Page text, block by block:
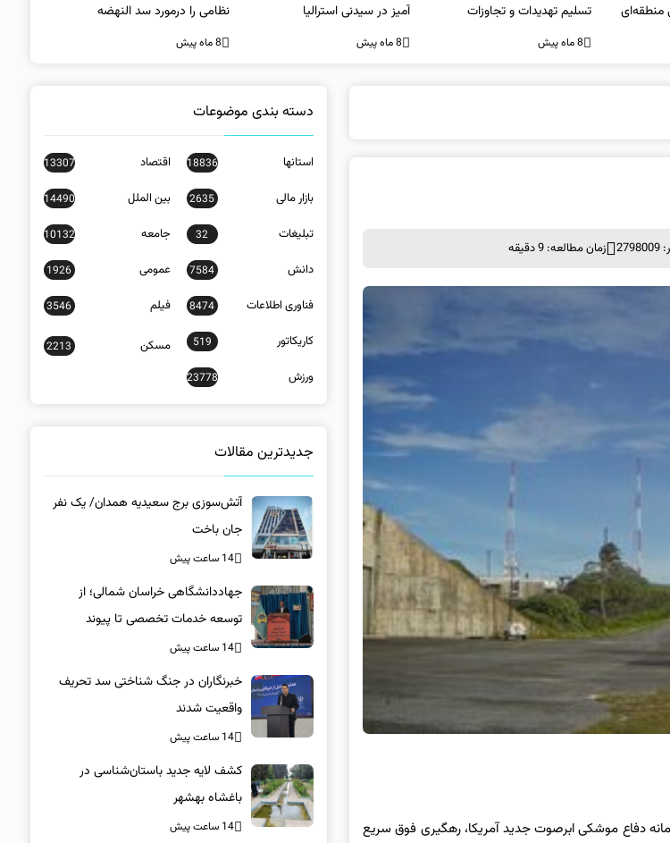
منطقه‌ای
تسلیم تهدیدات و تجاوزات
نخواهند شد و متحد و منسجم
8 ماه پیش
آمیز در سیدنی استرالیا
8 ماه پیش
نظامی را درمورد سد النهضه
بررسی می‌کنیم
8 ماه پیش
زمان مطالعه: 9 دقیقه
عصر ایران، با سرمایه گذاری ۲.۸۱ میلیارد دلاری، سامانه دفاع موشکی ابرصوت جدید آمریکا، رهگیری فوق سریع
دسته بندی موضوعات
استانها 18836 اقتصاد 13307
بازار مالی 2635 بین الملل 14490
تبلیغات 32 جامعه 10132
دانش 7584 عمومی 1926
فناوری اطلاعات 8474 فیلم 3546
کاریکاتور 519 مسکن 2213
ورزش 23778
جدیدترین مقالات
آتش‌سوزی برج سعیدیه همدان/ یک نفر
جان باخت
14 ساعت پیش
جهاددانشگاهی خراسان شمالی؛ از
توسعه خدمات تخصصی تا پیوند
دانشگاه و جامعه
14 ساعت پیش
خبرنگاران در جنگ شناختی سد تحریف
واقعیت شدند
14 ساعت پیش
کشف لایه جدید باستان‌شناسی در
باغشاه بهشهر
14 ساعت پیش